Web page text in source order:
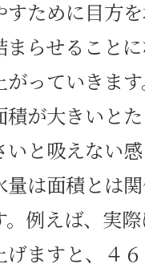
すために目方
まらせること
っていきます
積が大きいと
いと吸えない
量は面積とは
。例えば、実
げますと、４